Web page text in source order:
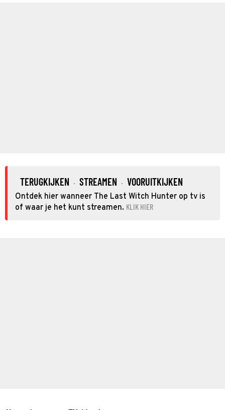
TERUGKIJKEN · STREAMEN · VOORUITKIJKEN
Ontdek hier wanneer The Last Witch Hunter op tv is
of waar je het kunt streamen. KLIK HIER